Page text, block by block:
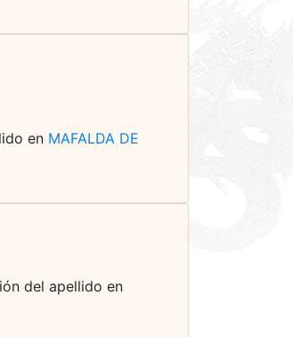
en MAFALDA DE
del apellido en